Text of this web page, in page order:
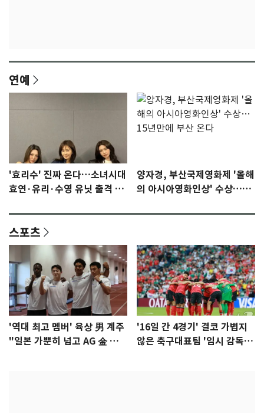
연예
'효리수' 진짜 온다…소녀시대
효연·유리·수영 유닛 출격 [N
양자경, 부산국제영화제 '올해
의 아시아영화인상' 수상…15
스포츠
'역대 최고 멤버' 육상 男 계주
"일본 가뿐히 넘고 AG 金 따겠
'16일 간 4경기' 결코 가볍지
않은 축구대표팀 '임시 감독'